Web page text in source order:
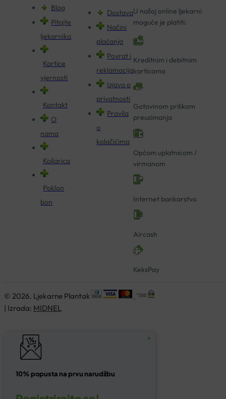
Blog
Pitajte
ljekarnika
Kartice
vjernosti
Kontakt
O
nama
Košarica
Poklon
bon
Dostava
Načini
plaćanja
Povrat i
reklamacija
Izjava o
privatnosti
Pravila
o
kolačićima
U našoj online ljekarni
moguće je platiti:
Kreditnim i debitnim
karticama
Gotovinom prilikom
preuzimanja
Općom uplatnicom /
virmanom
Internet bankarstvo
Aircash
KeksPay
© 2026. Ljekarne Plantak
| Izrada: MIDNEL
10% popusta na prvu narudžbu